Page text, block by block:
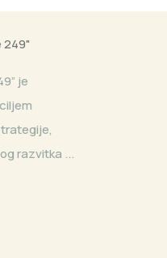
je
razvitka ...